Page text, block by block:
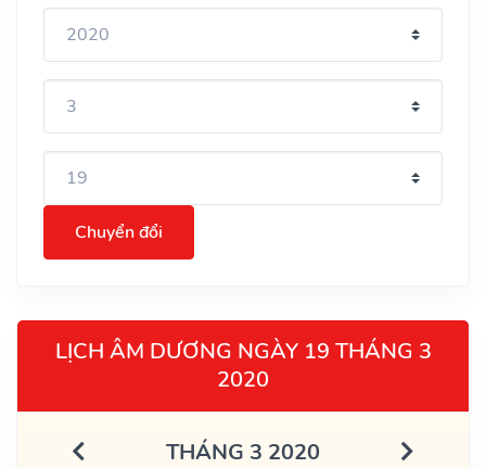
Chuyển đổi
LỊCH ÂM DƯƠNG NGÀY 19 THÁNG 3
2020
THÁNG 3 2020